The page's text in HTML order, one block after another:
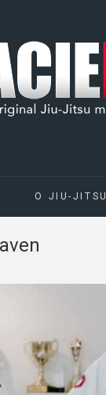
O JIU-JITSU